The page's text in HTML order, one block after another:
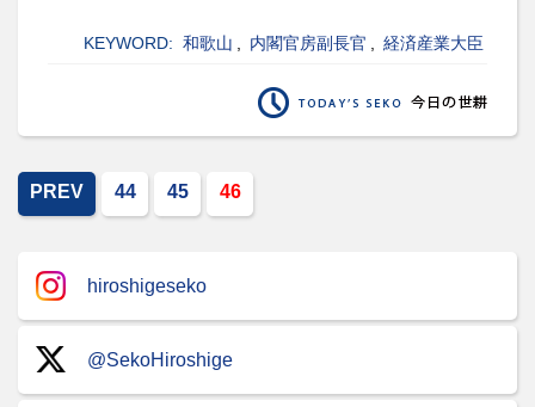
KEYWORD: 和歌山 内閣官房副長官 経済産業大臣
PREV 44 45 46
hiroshigeseko
@SekoHiroshige